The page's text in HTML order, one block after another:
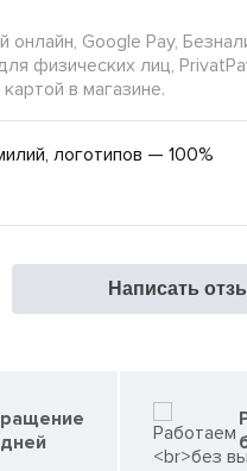
онлайн, Google Pay,
физических лиц,
в магазине.
логотипов — 100%
Написать